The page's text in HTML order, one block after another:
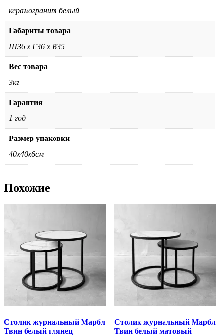
керамогранит белый
Габариты товара
Ш36 х Г36 х В35
Вес товара
3кг
Гарантия
1 год
Размер упаковки
40х40х6см
Похожие
Столик журнальный Марбл
Твин белый глянец
Столик журнальный Марбл
Твин белый матовый